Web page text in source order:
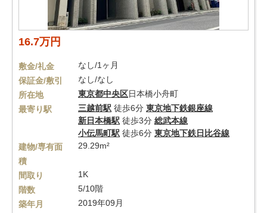
16.7万円
敷金/礼金
なし/1ヶ月
保証金/敷引
なし/なし
所在地
東京都中央区日本橋小舟町
最寄り駅
三越前駅 徒歩6分 東京地下鉄銀座線
新日本橋駅 徒歩3分 総武本線
小伝馬町駅 徒歩6分 東京地下鉄日比谷線
建物/専有面
積
29.29m²
間取り
1K
階数
5/10階
築年月
2019年09月